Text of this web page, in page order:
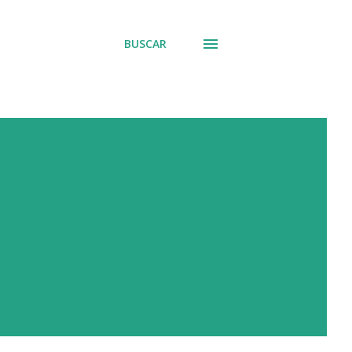
BUSCAR